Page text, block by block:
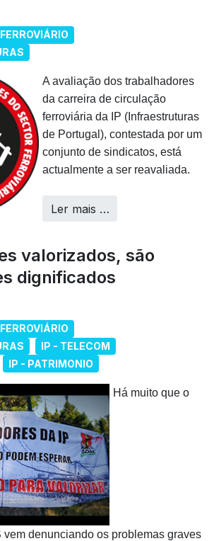
A avaliação dos trabalhadores
da carreira de circulação
ferroviária da IP (Infraestruturas
de Portugal), contestada por um
conjunto de sindicatos, está
actualmente a ser reavaliada.
Ler mais …
valorizados, são
dignificados
IP - TELECOM
IP - PATRIMONIO
Há muito que o
denunciando os problemas graves